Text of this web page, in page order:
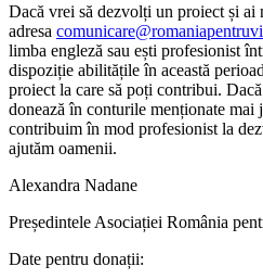
Dacă vrei să dezvolți un proiect și ai
adresa
limba engleză sau ești profesionist
dispoziție abilitățile în această
proiect la care să poți contribui.
donează în conturile menționate mai
contribuim în mod profesionist la
ajutăm oamenii.
Alexandra Nadane
Președintele Asociației România
Date pentru donații: